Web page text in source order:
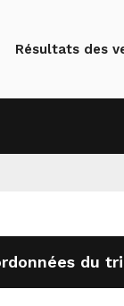
Résultats des
du